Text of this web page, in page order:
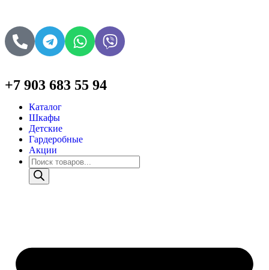
+7 903 683 55 94
Каталог
Шкафы
Детские
Гардеробные
Акции